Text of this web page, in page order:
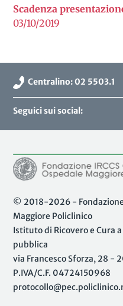
Scadenza
03/10/2019
Centralino: 02 5503.1
Seguici sui social:
© 2018-2026 - Fondazione
Maggiore Policlinico
Istituto di Ricovero e Cura
pubblica
via Francesco Sforza, 28 -
P.IVA/C.F. 04724150968